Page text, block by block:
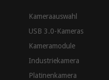
Kameraauswahl
USB 3.0-Kameras
Kameramodule
Industriekamera
Platinenkamera